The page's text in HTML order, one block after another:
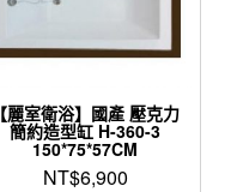
【麗室衛浴】國產 壓克力
簡約造型缸 H-360-3
150*75*57CM
NT$6,900